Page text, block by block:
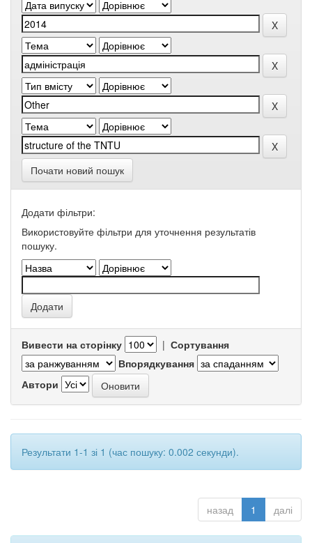
Почати новий пошук
Додати фільтри:
Використовуйте фільтри для уточнення результатів
пошуку.
Вивести на сторінку | Сортування
Впорядкування
Автори
Результати 1-1 зі 1 (час пошуку: 0.002 секунди).
назад 1 далі